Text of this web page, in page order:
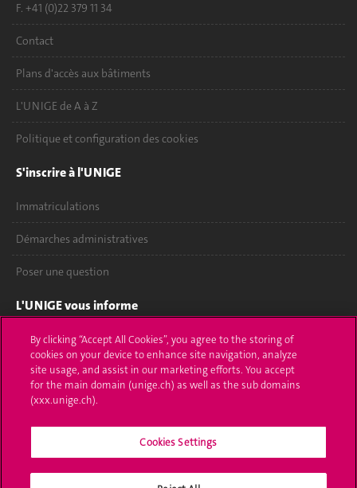
F. +41 (0)22 379 11 34
Contact
Plans d'accès aux bâtiments
L'UNIGE de A à Z
Politique et configuration des cookies
S'inscrire à l'UNIGE
Immatriculations
Démarches administratives
Poser une question
L'UNIGE vous informe
UNIGE Mobile
Médias
Offres d'emploi
Calendrier académique
By clicking “Accept All Cookies”, you agree to the storing of
cookies on your device to enhance site navigation, analyze
site usage, and assist in our marketing efforts. You accept
for the main domain (unige.ch) as well as the sub domains
(xxx.unige.ch).
Cookies Settings